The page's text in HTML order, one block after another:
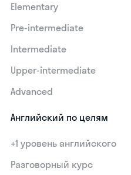
Elementary
Pre-intermediate
Intermediate
Upper-intermediate
Advanced
Английский по целям
+1 уровень английского
Разговорный курс